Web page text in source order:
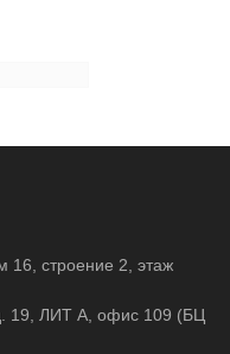
16, строение 2, этаж
19, ЛИТ А, офис 109 (БЦ